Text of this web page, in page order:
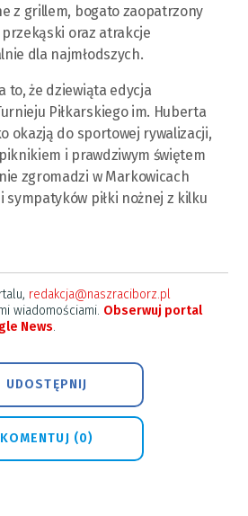
z grillem, bogato zaopatrzony
przekąski oraz atrakcje
dla najmłodszych.
to, że dziewiąta edycja
Piłkarskiego im. Huberta
okazją do sportowej rywalizacji,
i prawdziwym świętem
zgromadzi w Markowicach
sympatyków piłki nożnej z kilku
redakcja@naszraciborz.pl
wiadomościami. Obserwuj portal
News.
UDOSTĘPNIJ
KOMENTUJ (0)